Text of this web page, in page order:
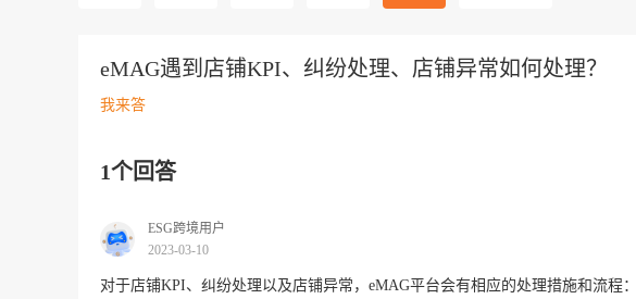
eMAG遇到店铺KPI、纠纷处理、店铺异常如何处理？
我来答
1个回答
ESG跨境用户
2023-03-10
对于店铺KPI、纠纷处理以及店铺异常，eMAG平台会有相应的处理措施和流程： 1. 店铺KPI：eMAG会根据卖家在平台上的表现来